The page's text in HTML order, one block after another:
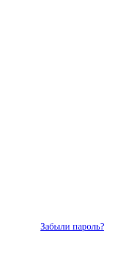
Забыли пароль?